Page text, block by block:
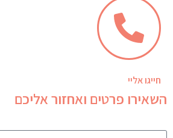
חייגו אליי
השאירו פרטים ואחזור אליכם